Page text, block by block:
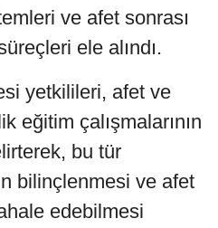
ve afet sonrası
ele alındı.
yetkilileri, afet ve
eğitim çalışmalarının
bu tür
bilinçlenmesi ve afet
edebilmesi